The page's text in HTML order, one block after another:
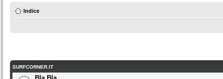
Indice
SURFCORNER.IT
Bla Bla...